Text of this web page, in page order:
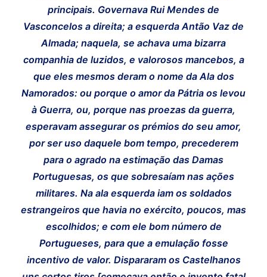
principais. Governava Rui Mendes de
Vasconcelos a direita; a esquerda Antão Vaz de
Almada; naquela, se achava uma bizarra
companhia de luzidos, e valorosos mancebos, a
que eles mesmos deram o nome da Ala dos
Namorados: ou porque o amor da Pátria os levou
à Guerra, ou, porque nas proezas da guerra,
esperavam assegurar os prémios do seu amor,
por ser uso daquele bom tempo, precederem
para o agrado na estimação das Damas
Portuguesas, os que sobresaíam nas ações
militares. Na ala esquerda iam os soldados
estrangeiros que havia no exército, poucos, mas
escolhidos; e com ele bom número de
Portugueses, para que a emulação fosse
incentivo de valor. Dispararam os Castelhanos